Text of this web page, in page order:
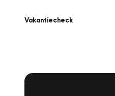
Vakantiecheck